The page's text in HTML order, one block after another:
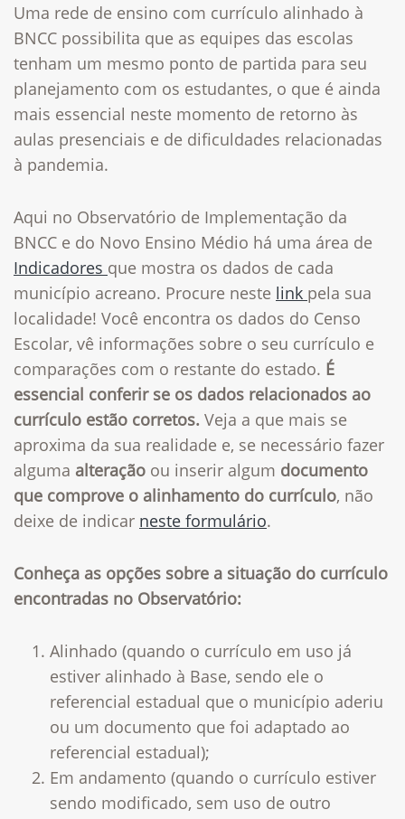
Uma rede de ensino com currículo alinhado à
BNCC possibilita que as equipes das escolas
tenham um mesmo ponto de partida para seu
planejamento com os estudantes, o que é ainda
mais essencial neste momento de retorno às
aulas presenciais e de dificuldades relacionadas
à pandemia.
Aqui no Observatório de Implementação da
BNCC e do Novo Ensino Médio há uma área de
Indicadores que mostra os dados de cada
município acreano. Procure neste link pela sua
localidade! Você encontra os dados do Censo
Escolar, vê informações sobre o seu currículo e
comparações com o restante do estado. É
essencial conferir se os dados relacionados ao
currículo estão corretos. Veja a que mais se
aproxima da sua realidade e, se necessário fazer
alguma alteração ou inserir algum documento
que comprove o alinhamento do currículo, não
deixe de indicar neste formulário.
Conheça as opções sobre a situação do currículo
encontradas no Observatório:
Alinhado (quando o currículo em uso já
estiver alinhado à Base, sendo ele o
referencial estadual que o município aderiu
ou um documento que foi adaptado ao
referencial estadual);
Em andamento (quando o currículo estiver
sendo modificado, sem uso de outro